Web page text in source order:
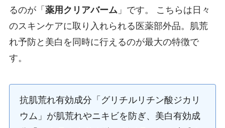
るのが「 薬用クリアバーム」です。 こちらは日々
のスキンケアに取り入れられる医薬部外品。肌荒
れ予防と美白を同時に行えるのが最大の特徴で
す。
抗肌荒れ有効成分「グリチルリチン酸ジカリ
ウム」が肌荒れやニキビを防ぎ、美白有効成